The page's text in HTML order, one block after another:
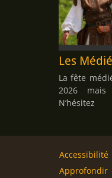
Les
La fête
2026 mais
N’hésitez
Accessibilité
Approfondir